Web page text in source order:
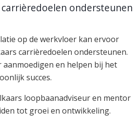
ondersteunen
op de werkvloer kan ervoor
carrièredoelen ondersteunen.
aanmoedigen en helpen bij het
succes.
loopbaanadviseur en mentor
tot groei en ontwikkeling.